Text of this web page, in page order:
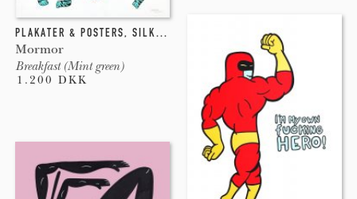
PLAKATER & POSTERS, SILKETRYK
Mormor
Breakfast (Mint green)
1.200 DKK